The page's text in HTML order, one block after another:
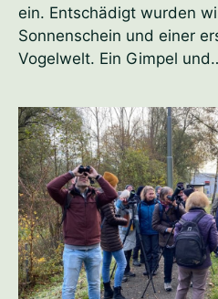
ein. Entschädigt wurden
Sonnenschein und einer
Vogelwelt. Ein Gimpel